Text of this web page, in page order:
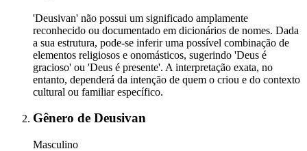
'Deusivan' não possui um significado amplamente
reconhecido ou documentado em dicionários de nomes. Dada
a sua estrutura, pode-se inferir uma possível combinação de
elementos religiosos e onomásticos, sugerindo 'Deus é
gracioso' ou 'Deus é presente'. A interpretação exata, no
entanto, dependerá da intenção de quem o criou e do contexto
cultural ou familiar específico.
Gênero de Deusivan
Masculino